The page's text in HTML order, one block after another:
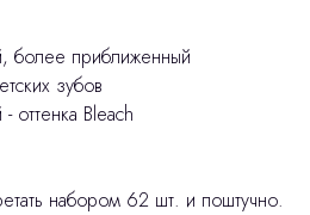
более приближенный
зубов
оттенка Bleach
набором 62 шт. и поштучно.